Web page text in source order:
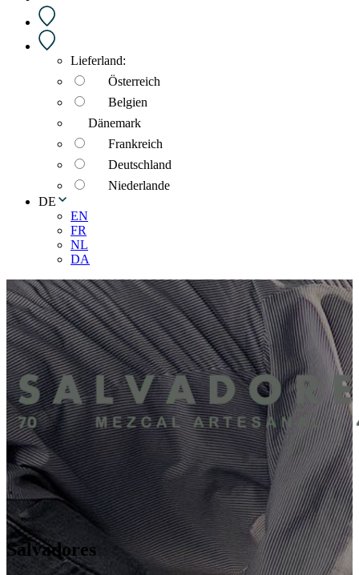
Lieferland:
Österreich
Belgien
Dänemark
Frankreich
Deutschland
Niederlande
DE
EN
FR
NL
DA
Salvadores